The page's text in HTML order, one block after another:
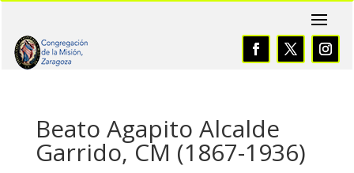
Beato Agapito Alcalde
Garrido, CM (1867-1936)